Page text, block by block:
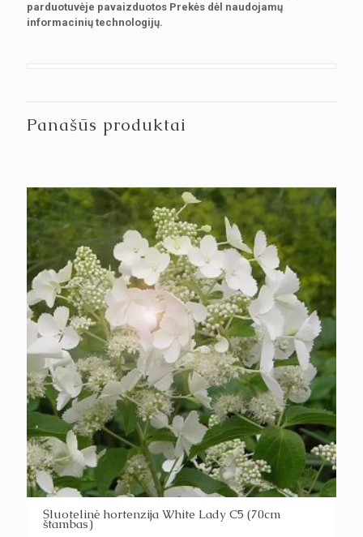
parduotuvėje pavaizduotos Prekės dėl naudojamų
informacinių technologijų.
Panašūs produktai
Šluotelinė hortenzija White Lady C5 (70cm
štambas)